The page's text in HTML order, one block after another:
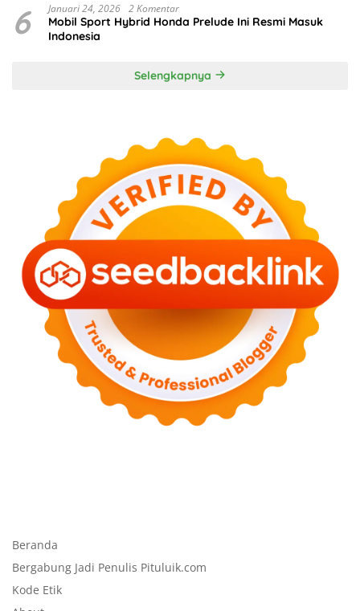
6 Januari 24, 2026 2 Komentar
Mobil Sport Hybrid Honda Prelude Ini Resmi Masuk
Indonesia
Selengkapnya
Beranda
Bergabung Jadi Penulis Pituluik.com
Kode Etik